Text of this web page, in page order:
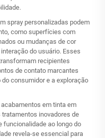
spray personalizadas podem
como superfícies com
ou mudanças de cor
do usuário. Esses
recipientes
de contato marcantes
consumidor e a exploração
em tinta em
inovadores de
funcionalidade ao longo do
revela-se essencial para